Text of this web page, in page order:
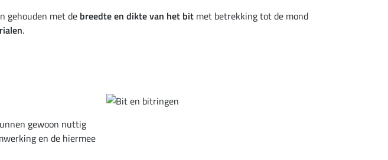
gehouden met debreedte en dikte van het bitmet betrekking tot de mond
.
gewoon nuttig
en de hiermee